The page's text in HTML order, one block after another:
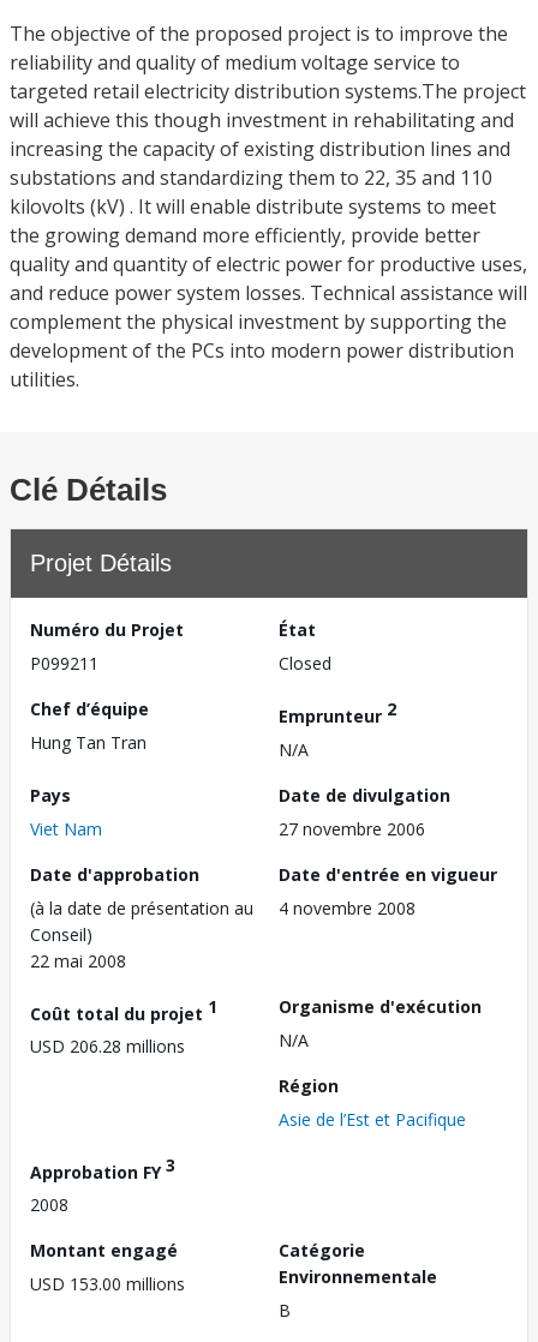
The objective of the proposed project is to improve the
reliability and quality of medium voltage service to
targeted retail electricity distribution systems.The project
will achieve this though investment in rehabilitating and
increasing the capacity of existing distribution lines and
substations and standardizing them to 22, 35 and 110
kilovolts (kV) . It will enable distribute systems to meet
the growing demand more efficiently, provide better
quality and quantity of electric power for productive uses,
and reduce power system losses. Technical assistance will
complement the physical investment by supporting the
development of the PCs into modern power distribution
utilities.
Clé Détails
Projet Détails
Numéro du Projet
P099211
État
Closed
Chef d’équipe
Hung Tan Tran
Emprunteur 2
N/A
Pays
Viet Nam
Date de divulgation
27 novembre 2006
Date d'approbation
(à la date de présentation au
Conseil)
22 mai 2008
Date d'entrée en vigueur
4 novembre 2008
Coût total du projet 1
USD 206.28 millions
Organisme d'exécution
N/A
Région
Asie de l’Est et Pacifique
Approbation FY3
2008
Montant engagé
USD 153.00 millions
Catégorie
Environnementale
B